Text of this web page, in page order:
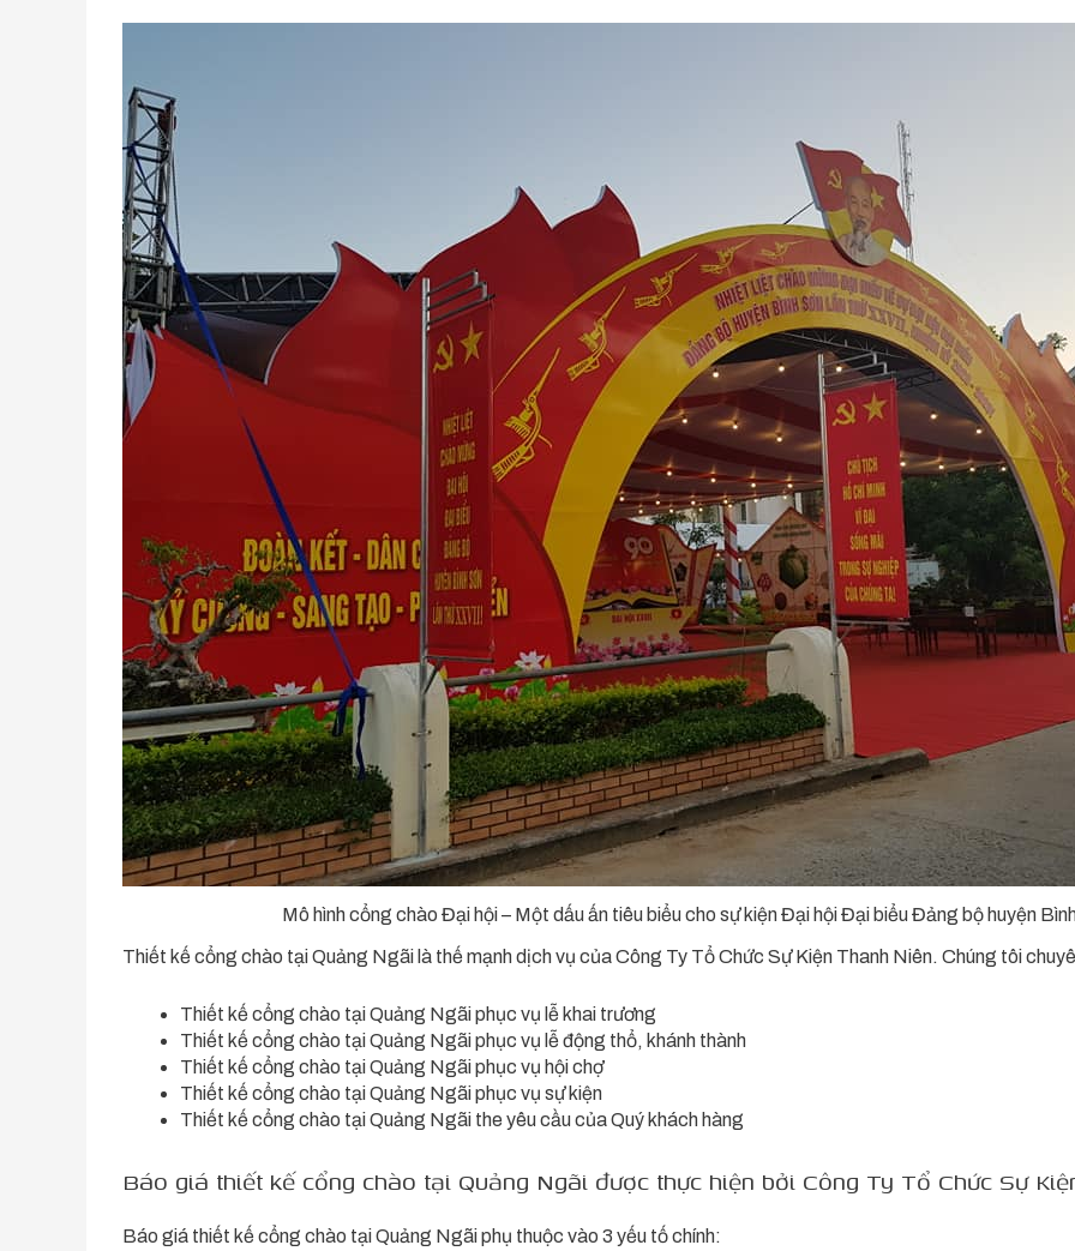
Mô hình cổng chào Đại hội – Một dấu ấn tiêu biểu cho sự kiện Đại hội Đại biểu Đảng bộ huyện
Thiết kế cổng chào tại Quảng Ngãi là thế mạnh dịch vụ của Công Ty Tổ Chức Sự Kiện Thanh Niên. Chúng tôi
Thiết kế cổng chào tại Quảng Ngãi phục vụ lễ khai trương
Thiết kế cổng chào tại Quảng Ngãi phục vụ lễ động thổ, khánh thành
Thiết kế cổng chào tại Quảng Ngãi phục vụ hội chợ
Thiết kế cổng chào tại Quảng Ngãi phục vụ sự kiện
Thiết kế cổng chào tại Quảng Ngãi the yêu cầu của Quý khách hàng
Báo giá thiết kế cổng chào tại Quảng Ngãi được thực hiện bởi Công Ty Tổ Chức Sự
Báo giá thiết kế cổng chào tại Quảng Ngãi phụ thuộc vào 3 yếu tố chính: